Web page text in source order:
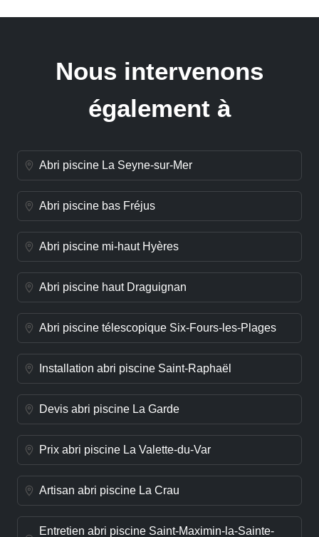
Nous intervenons
également à
Abri piscine La Seyne-sur-Mer
Abri piscine bas Fréjus
Abri piscine mi-haut Hyères
Abri piscine haut Draguignan
Abri piscine télescopique Six-Fours-les-Plages
Installation abri piscine Saint-Raphaël
Devis abri piscine La Garde
Prix abri piscine La Valette-du-Var
Artisan abri piscine La Crau
Entretien abri piscine Saint-Maximin-la-Sainte-